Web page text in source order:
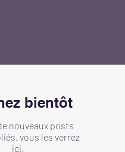
bientôt
nouveaux posts
vous les verrez
ici.